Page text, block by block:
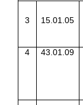
3 15.01.05
4
43.01.09